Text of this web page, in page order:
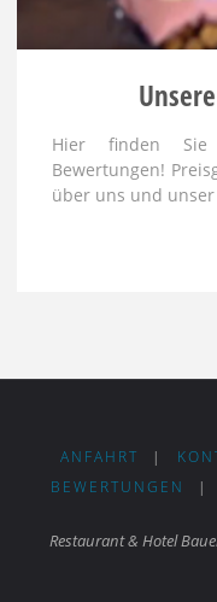
Hier finden
Bewertungen!
über uns und
ANFAHRT |
BEWERTUNGEN
|
Restaurant & Hotel